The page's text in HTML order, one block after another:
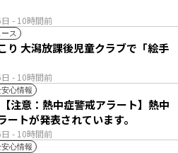
- 10時間前
ス
- 10時間前
り 大潟放課後児童クラブで「絵手
心情報
- 10時間前
注意：熱中症警戒アラート】熱中
ートが発表されています。
心情報